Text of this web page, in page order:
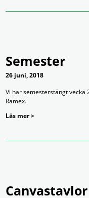
Semester
26 juni, 2018
Vi har semesterstängt vecka
Ramex.
Läs mer >
Canvastavlor